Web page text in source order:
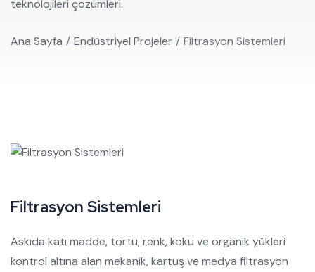
teknolojileri çözümleri.
Ana Sayfa Endüstriyel Projeler Filtrasyon Sistemleri
Filtrasyon Sistemleri
Askıda katı madde, tortu, renk, koku ve organik yükleri
kontrol altına alan mekanik, kartuş ve medya filtrasyon